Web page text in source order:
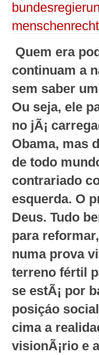
Quem era
continuam a
sem saber
Ou seja, ele
no jÃ¡
Obama, mas
de todo
contrariado
esquerda. O
Deus. Tudo
para
numa prova
terreno fértil
se estÃ¡ por
posiçáo
cima a
visionÃ¡rio e